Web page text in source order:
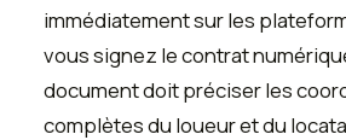
immédiatement sur les
vous signez le contrat
document doit préciser les
complètes du loueur et du